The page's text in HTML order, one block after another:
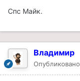
Спс Майк.
Владимир
Опубликовано